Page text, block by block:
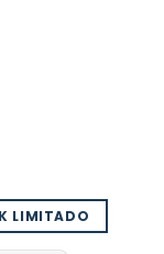
LIMITADO